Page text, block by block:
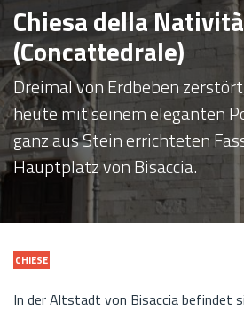
Chiesa della
(Concattedrale)
Dreimal von Erdbeben
heute mit seinem eleganten
ganz aus Stein errichteten
Hauptplatz von Bisaccia.
CHIESE
In der Altstadt von Bisaccia befindet